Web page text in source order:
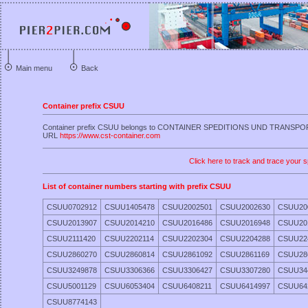
Main menu Back
Container prefix CSUU
Container prefix CSUU belongs to CONTAINER SPEDITIONS UND
URL https://www.cst-container.com
Click here to track and trace your
List of container numbers starting with prefix CSUU
CSUU0702912 CSUU1405478 CSUU2002501 CSUU2002630
CSUU2013907
CSUU2014210 CSUU2016486 CSUU2016948
CSUU2111420
CSUU2202114 CSUU2202304 CSUU2204288
CSUU2860270
CSUU2860814 CSUU2861092 CSUU2861169
CSUU3249878
CSUU3306366 CSUU3306427 CSUU3307280
CSUU5001129
CSUU6053404 CSUU6408211 CSUU6414997
CSUU8774143